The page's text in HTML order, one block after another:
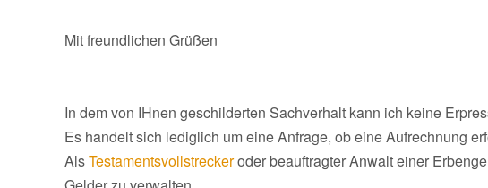
Mit freundlichen Grüßen
In dem von IHnen geschilderten Sachverhalt kann ich keine
Es handelt sich lediglich um eine Anfrage, ob eine Aufrechnung
AlsTestamentsvollstreckeroder beauftragter Anwalt einer